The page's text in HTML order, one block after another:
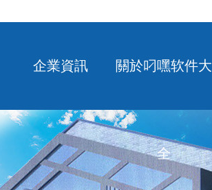
企業資訊 關於叼嘿软件大
全